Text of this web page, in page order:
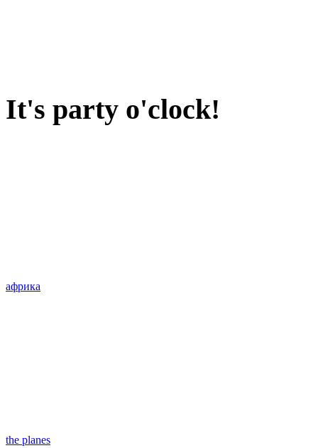
It's party o'clock!
африка
the planes